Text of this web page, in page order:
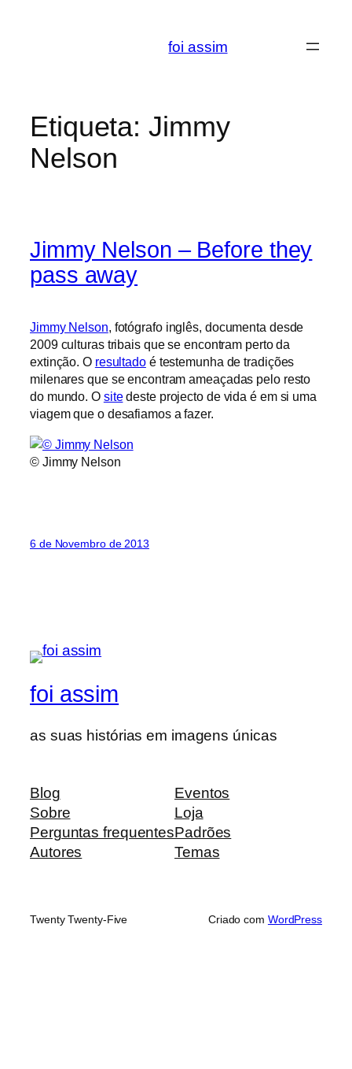
foi assim
Etiqueta: Jimmy
Nelson
Jimmy Nelson – Before they
pass away
Jimmy Nelson, fotógrafo inglês, documenta desde
2009 culturas tribais que se encontram perto da
extinção. O resultadoé testemunha de tradições
milenares que se encontram ameaçadas pelo resto
do mundo. O sitedeste projecto de vida é em si uma
viagem que o desafiamos a fazer.
© Jimmy Nelson
6 de Novembro de 2013
foi assim
as suas histórias em imagens únicas
Blog
Sobre
Perguntas frequentes
Autores
Eventos
Loja
Padrões
Temas
Twenty Twenty-Five Criado com WordPress